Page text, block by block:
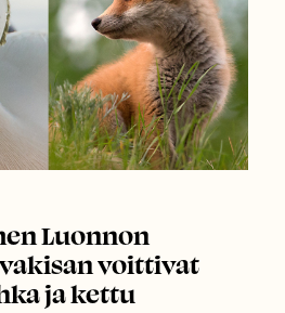
Luonnon
voittivat
ja kettu